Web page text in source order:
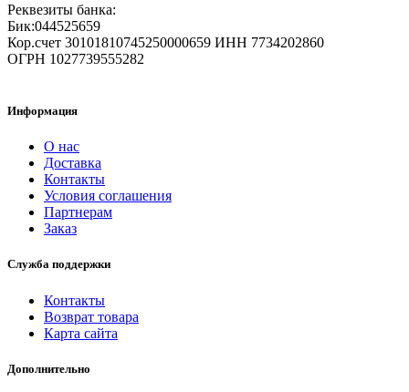
Реквезиты банка:
Бик:044525659
Кор.счет 30101810745250000659 ИНН 7734202860
ОГРН 1027739555282
Информация
О нас
Доставка
Контакты
Условия соглашения
Партнерам
Заказ
Служба поддержки
Контакты
Возврат товара
Карта сайта
Дополнительно